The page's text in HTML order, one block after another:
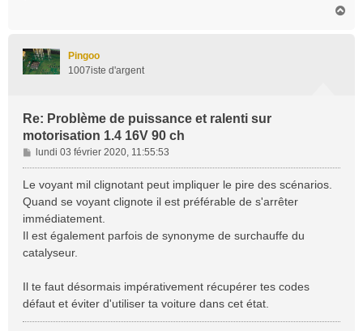
Pingoo
1007iste d'argent
Re: Problème de puissance et ralenti sur
motorisation 1.4 16V 90 ch
M
e
s
g
e
lundi 03 février 2020, 11:55:53
Le voyant mil clignotant peut impliquer le pire des scénarios.
Quand se voyant clignote il est préférable de s'arrêter
immédiatement.
Il est également parfois de synonyme de surchauffe du
catalyseur.
Il te faut désormais impérativement récupérer tes codes
défaut et éviter d'utiliser ta voiture dans cet état.